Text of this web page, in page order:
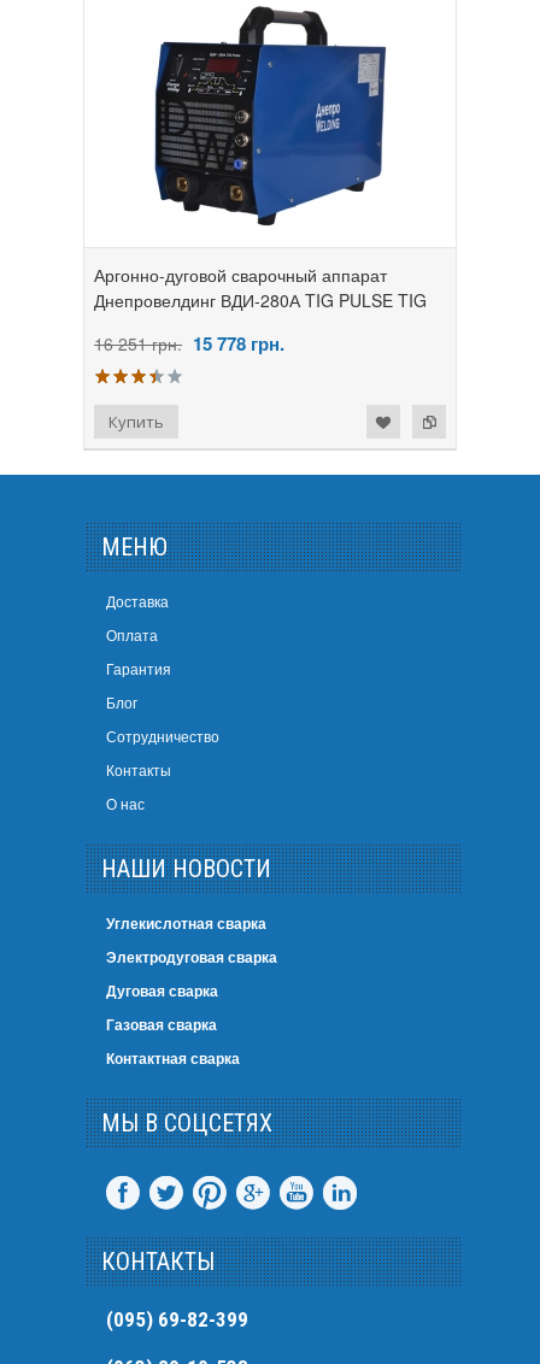
Аргонно-дуговой сварочный аппарат
Днепровелдинг ВДИ-280А TIG PULSE TIG
16 251 грн. 15 778 грн.
МЕНЮ
Доставка
Оплата
Гарантия
Блог
Сотрудничество
Контакты
О нас
НАШИ НОВОСТИ
Углекислотная сварка
Электродуговая сварка
Дуговая сварка
Газовая сварка
Контактная сварка
МЫ В СОЦСЕТЯХ
КОНТАКТЫ
(095) 69-82-399